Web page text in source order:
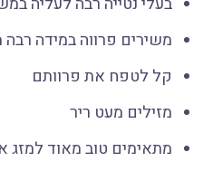
משירים פרווה במידה רבה
קל לטפח את פרוותם
מזילים מעט ריר
מתאימים טוב מאוד למזג